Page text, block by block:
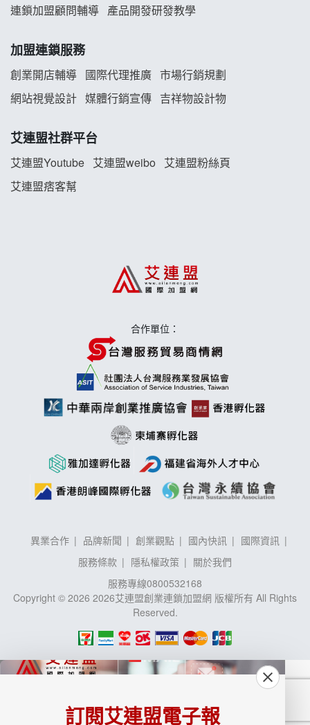
白鬍泡泡 BOHO POPO加盟說明會
雞咕雞咕加盟說明會
TEA TOP加盟說明會
珍好味臭臭鍋加盟說明會
藍象廷泰式火鍋加盟說明會
手作功夫茶加盟說明會
連鎖加盟顧問輔導 產品開發研發教學
加盟連鎖服務
創業開店輔導 國際代理推廣 市場行銷規劃
網站視覺設計 媒體行銷宣傳 吉祥物設計物
艾連盟社群平台
艾連盟Youtube 艾連盟weibo
艾連盟粉絲頁
艾連盟痞客幫
合作單位：
異業合作 品牌新聞 創業觀點 國內快訊
國際資訊
服務條款
隱私權政策
關於我們
服務專線0800532168
Copyright © 2026 2026艾連盟創業連鎖加盟網 版權所有 All Rights
Reserved.
訂閱艾連盟電子報